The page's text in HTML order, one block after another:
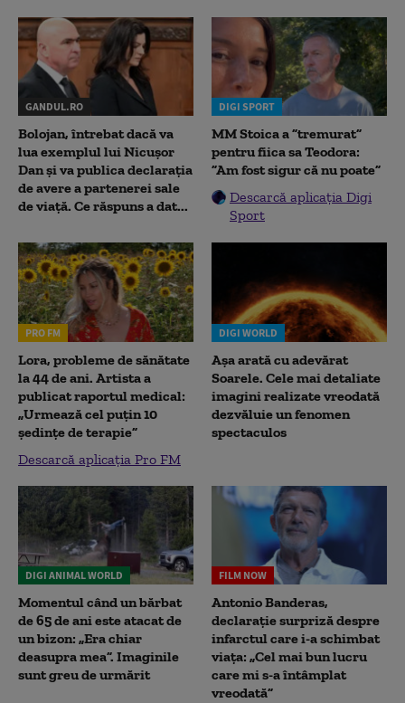
GANDUL.RO
Bolojan, întrebat dacă va
lua exemplul lui Nicușor
Dan și va publica declarația
de avere a partenerei sale
de viață. Ce răspuns a dat...
DIGI SPORT
MM Stoica a ”tremurat”
pentru fiica sa Teodora:
”Am fost sigur că nu poate”
Descarcă aplicația Digi
Sport
PRO FM
Lora, probleme de sănătate
la 44 de ani. Artista a
publicat raportul medical:
„Urmează cel puțin 10
ședințe de terapie”
Descarcă aplicația Pro FM
DIGI WORLD
Așa arată cu adevărat
Soarele. Cele mai detaliate
imagini realizate vreodată
dezvăluie un fenomen
spectaculos
DIGI ANIMAL WORLD
Momentul când un bărbat
de 65 de ani este atacat de
un bizon: „Era chiar
deasupra mea”. Imaginile
sunt greu de urmărit
FILM NOW
Antonio Banderas,
declarație surpriză despre
infarctul care i-a schimbat
viața: „Cel mai bun lucru
care mi s-a întâmplat
vreodată”